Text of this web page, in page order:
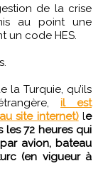
au point une
un code HES.
la Turquie, qu’ils
il est
site internet)le
les 72 heures qui
avion, bateau
(en vigueur à